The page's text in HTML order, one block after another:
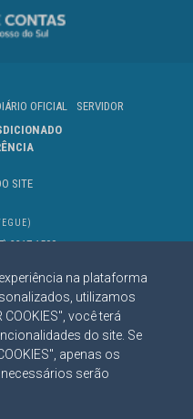
na plataforma
utilizamos
você terá
do site. Se
apenas os
serão
OFICIAL
SERVIDOR
SITE
3317-1500